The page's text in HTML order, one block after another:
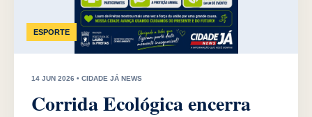
ESPORTE
14 JUN 2026 • CIDADE JÁ NEWS
Corrida Ecológica encerra